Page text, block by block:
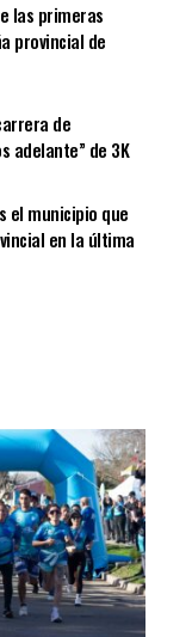
las primeras
provincial de
de
adelante” de 3K
el municipio que
en la última